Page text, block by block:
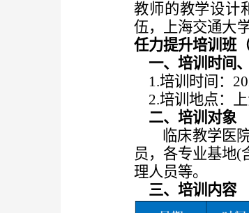
教师的教学设计
伍，
上海交通大
任力提升培训班
一、培训时间
1.培训时间：
2.培训地点：
二、培训对象
临床教学医
员，各专业基地(
理人员等。
三、培训内容